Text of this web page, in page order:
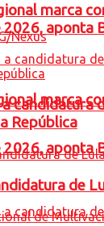
marca
aponta
marca
2026, aponta
candidatura
República
de